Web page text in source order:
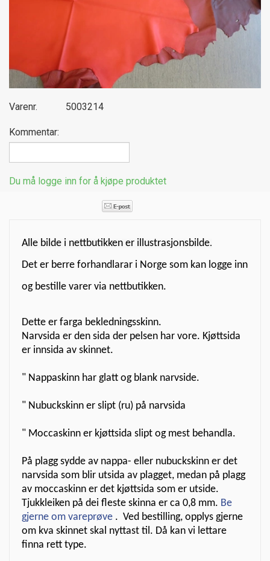
Varenr. 5003214
Kommentar:
Du må logge inn for å kjøpe produktet
Alle bilde i nettbutikken er illustrasjonsbilde.
Det er berre forhandlarar i Norge som kan logge inn
og bestille varer via nettbutikken.
Dette er farga bekledningsskinn.
Narvsida er den sida der pelsen har vore. Kjøttsida
er innsida av skinnet.
" Nappaskinn har glatt og blank narvside.
" Nubuckskinn er slipt (ru) på narvsida
" Moccaskinn er kjøttsida slipt og mest behandla.
På plagg sydde av nappa- eller nubuckskinn er det
narvsida som blir utsida av plagget, medan på plagg
av moccaskinn er det kjøttsida som er utside.
Tjukkleiken på dei fleste skinna er ca 0,8 mm. Be
gjerne om vareprøve . Ved bestilling, opplys gjerne
om kva skinnet skal nyttast til. Då kan vi lettare
finna rett type.